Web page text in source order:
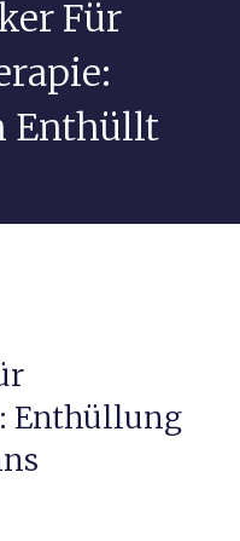
Für
Enthüllt
Enthüllung